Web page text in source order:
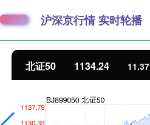
沪深京行情 实时轮播
北证50 1134.24 11.37